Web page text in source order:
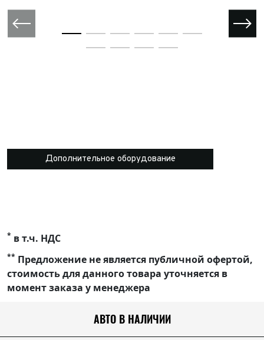
Дополнительное оборудование
* в т.ч. НДС
** Предложение не является публичной офертой,
стоимость для данного товара уточняется в
момент заказа у менеджера
АВТО В НАЛИЧИИ